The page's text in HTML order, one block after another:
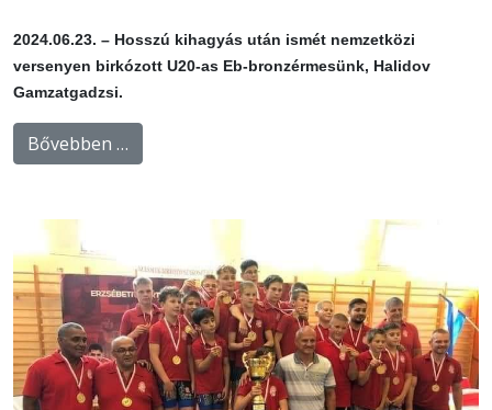
2024.06.23. – Hosszú kihagyás után ismét nemzetközi
versenyen birkózott U20-as Eb-bronzérmesünk, Halidov
Gamzatgadzsi.
Bővebben …